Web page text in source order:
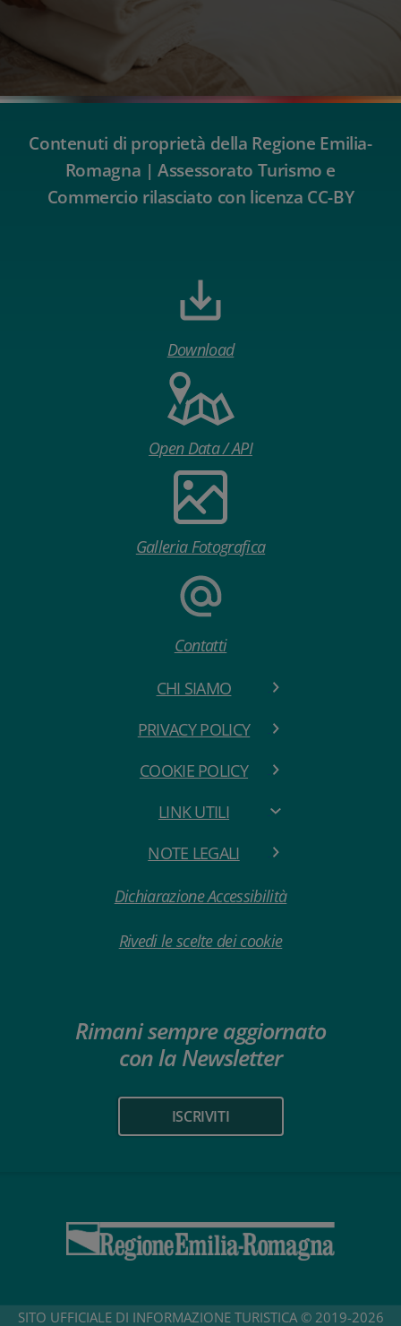
Contenuti di proprietà della Regione Emilia-
Romagna | Assessorato Turismo e
Commercio rilasciato con licenza CC-BY
Download
Open Data / API
Galleria Fotografica
Contatti
CHI SIAMO
PRIVACY POLICY
COOKIE POLICY
LINK UTILI
NOTE LEGALI
Dichiarazione Accessibilità
Rivedi le scelte dei cookie
Rimani sempre aggiornato
con la Newsletter
ISCRIVITI
SITO UFFICIALE DI INFORMAZIONE TURISTICA © 2019-2026